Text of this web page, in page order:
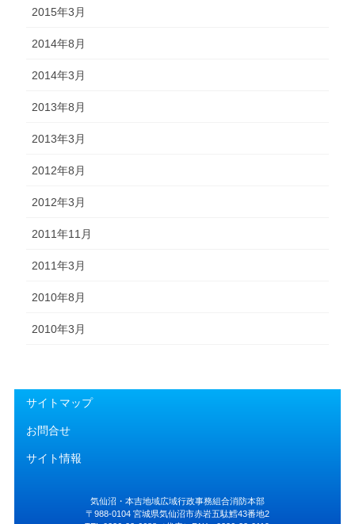
2015年3月
2014年8月
2014年3月
2013年8月
2013年3月
2012年8月
2012年3月
2011年11月
2011年3月
2010年8月
2010年3月
サイトマップ
お問合せ
サイト情報
気仙沼・本吉地域広域行政事務組合消防本部
〒988-0104 宮城県気仙沼市赤岩五駄鱈43番地2